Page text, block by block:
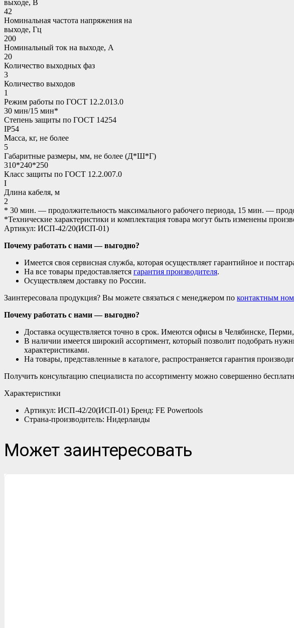
выходе, В
42
Номинальная частота напряжения на
выходе, Гц
200
Номинальный ток на выходе, А
20
Количество выходных фаз
3
Количество выходов
1
Режим работы по ГОСТ 12.2.013.0
30 мин/15 мин*
Степень защиты по ГОСТ 14254
IP54
Масса, кг, не более
5
Габаритные размеры, мм, не более (Д*Ш*Г)
310*240*250
Класс защиты по ГОСТ 12.2.007.0
I
Длина кабеля, м
2
* 30 мин. — продолжительность максимального рабочего периода, 15 мин. —
*Технические характеристики и комплектация товара могут быть изменены
Артикул: ИСП-42/20(ИСП-01)
Почему работать с нами — выгодно?
Имеется своя сервисная служба, которая осуществляет гарантийное и
На все товары предоставляется гарантия производителя.
Осуществляем доставку по России.
Заинтересовала продукция? Вы можете связаться с менеджером по контактным
Почему работать с нами — выгодно?
Доставка осуществляется точно в срок. Имеются офисы в Челябинске,
В наличии имеется широкий ассортимент, который позволит подобрать
характеристиками.
На товары, представленные в каталоге, распространяется гарантия
Получить консультацию специалиста по ассортименту можно совершенно
Характеристики
Артикул: ИСП-42/20(ИСП-01) Бренд: FE Powertools
Страна-производитель: Нидерланды
Может заинтересовать